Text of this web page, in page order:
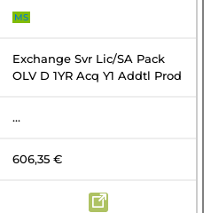
MS
Exchange Svr Lic/SA Pack
OLV D 1YR Acq Y1 Addtl Prod
...
606,35 €